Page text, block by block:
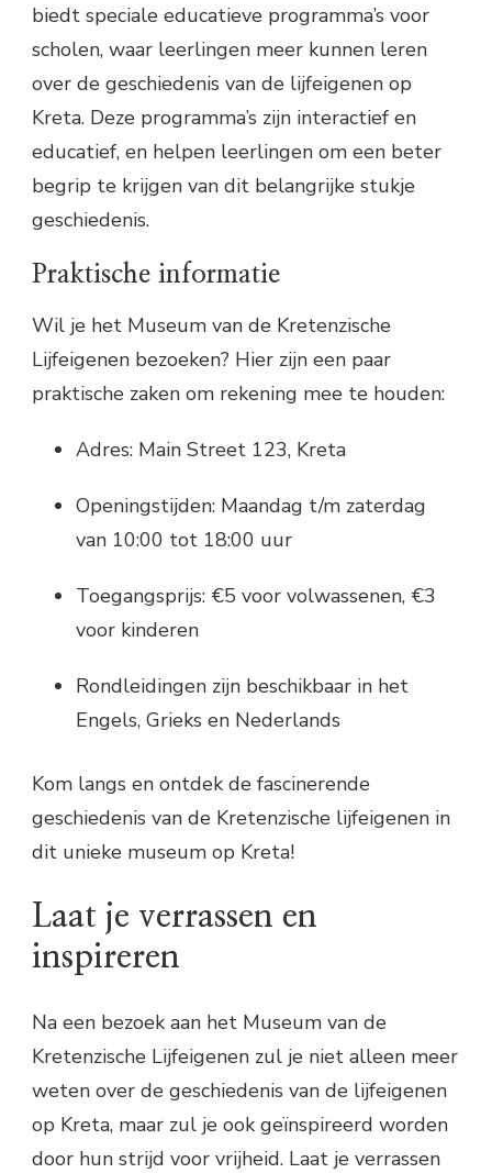
biedt speciale educatieve programma’s voor
scholen, waar leerlingen meer kunnen leren
over de geschiedenis van de lijfeigenen op
Kreta. Deze programma’s zijn interactief en
educatief, en helpen leerlingen om een beter
begrip te krijgen van dit belangrijke stukje
geschiedenis.
Praktische informatie
Wil je het Museum van de Kretenzische
Lijfeigenen bezoeken? Hier zijn een paar
praktische zaken om rekening mee te houden:
Adres: Main Street 123, Kreta
Openingstijden: Maandag t/m zaterdag
van 10:00 tot 18:00 uur
Toegangsprijs: €5 voor volwassenen, €3
voor kinderen
Rondleidingen zijn beschikbaar in het
Engels, Grieks en Nederlands
Kom langs en ontdek de fascinerende
geschiedenis van de Kretenzische lijfeigenen in
dit unieke museum op Kreta!
Laat je verrassen en
inspireren
Na een bezoek aan het Museum van de
Kretenzische Lijfeigenen zul je niet alleen meer
weten over de geschiedenis van de lijfeigenen
op Kreta, maar zul je ook geïnspireerd worden
door hun strijd voor vrijheid. Laat je verrassen